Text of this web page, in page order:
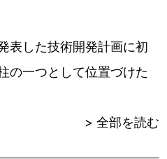
表した技術開発計画に初
の一つとして位置づけた
> 全部を読む